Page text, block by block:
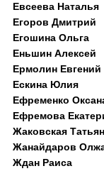
Евсеева Наталья
Егоров Дмитрий
Егошина Ольга
Еньшин Алексей
Ермолин Евгений
Ескина Юлия
Ефременко
Ефремова
Жаковская
Жанайдаров
Ждан Раиса